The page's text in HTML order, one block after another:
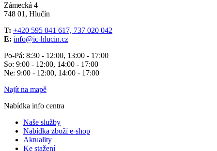
Zámecká 4
748 01, Hlučín
T: +420 595 041 617, 737 020 042
E: info@ic-hlucin.cz
Po-Pá: 8:30 - 12:00, 13:00 - 17:00
So: 9:00 - 12:00, 14:00 - 17:00
Ne: 9:00 - 12:00, 14:00 - 17:00
Najít na mapě
Nabídka info centra
Naše služby
Nabídka zboží e-shop
Aktuality
Ke stažení